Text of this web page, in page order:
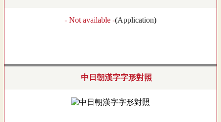
- Not available -(Application)
中日朝漢字字形對照